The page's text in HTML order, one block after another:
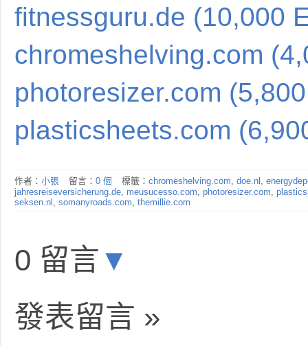
fitnessguru.de (10,000
chromeshelving.com
photoresizer.com
plasticsheets.com
作者： 小張 留言： 0 個 標籤： chromeshelving.com, doe.nl ,
jahresreiseversicherung.de, meusucesso.com, photoresizer.com,
seksen.nl , somanyroads.com, themillie.com
0 留言 ▼
發表留言 »